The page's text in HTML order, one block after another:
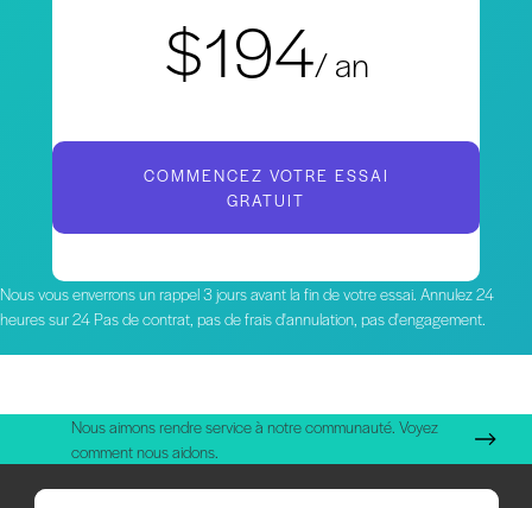
$194/ an
COMMENCEZ VOTRE ESSAI
GRATUIT
Nous vous enverrons un rappel 3 jours avant la fin de votre essai. Annulez 24
heures sur 24 Pas de contrat, pas de frais d'annulation, pas d'engagement.
Nous aimons rendre service à notre communauté. Voyez
comment nous aidons.